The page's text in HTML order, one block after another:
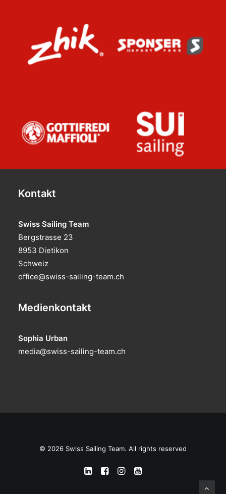
Kontakt
Swiss Sailing Team
Bergstrasse 23
8953 Dietikon
Schweiz
office@swiss-sailing-team.ch
Medienkontakt
Sophia Urban
media@swiss-sailing-team.ch
© 2026 Swiss Sailing Team. All rights reserved